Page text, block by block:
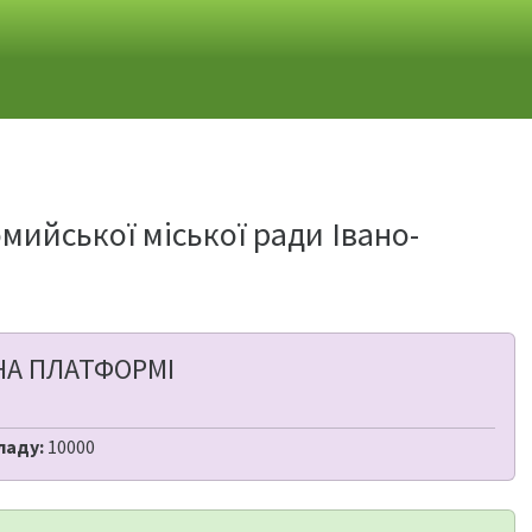
міської ради Івано-
ПЛАТФОРМІ
10000